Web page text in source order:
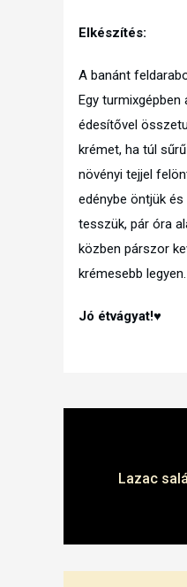
Elkészítés:
A banánt
Egy turmixgépben
édesítővel
krémet, ha túl
növényi tejjel
edénybe öntjük
tesszük, pár óra
közben párszor
krémesebb legyen.
Jó étvágyat!♥
Lazac